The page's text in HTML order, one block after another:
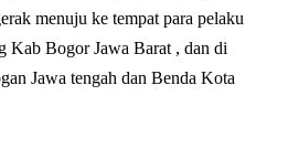
menuju ke tempat para pelaku
Kab Bogor Jawa Barat , dan di
Jawa tengah dan Benda Kota